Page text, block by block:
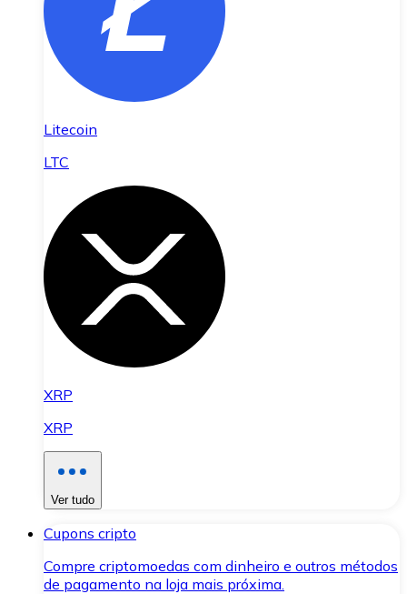
Litecoin
LTC
XRP
XRP
Ver tudo
Cupons cripto
Compre criptomoedas com dinheiro e outros métodos
de pagamento na loja mais próxima.